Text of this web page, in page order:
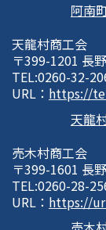
阿南
天龍村商工会
〒399-1201 長
TEL:0260-32-
URL： https://
天龍
売木村商工会
〒399-1601 長
TEL:0260-28-
URL： https://